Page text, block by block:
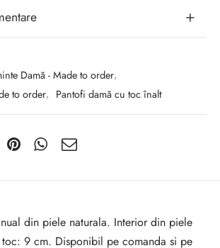
Damă - Made to order,
to order, Pantofi damă cu toc înalt
din piele naturala. Interior din piele
toc: 9 cm. Disponibil pe comanda si pe